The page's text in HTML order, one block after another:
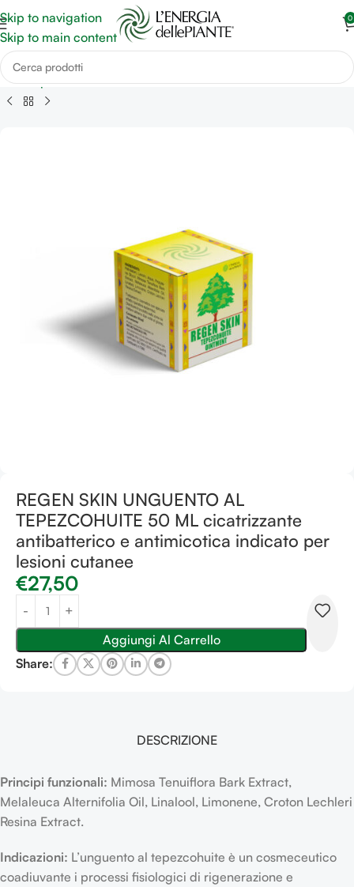
Skip to navigation
Skip to main content
0
e riepitelizzazione della cute Ulcere Vascolari e Diabetiche
REGEN SKIN UNGUENTO AL
TEPEZCOHUITE 50 ML cicatrizzante
antibatterico e antimicotica indicato per
lesioni cutanee
€27,50
Aggiungi Al Carrello
Share:
DESCRIZIONE
Principi funzionali: Mimosa Tenuiflora Bark Extract,
Melaleuca Alternifolia Oil, Linalool, Limonene, Croton Lechleri
Resina Extract.
Indicazioni: L’unguento al tepezcohuite è un cosmeceutico
coadiuvante i processi fisiologici di rigenerazione e